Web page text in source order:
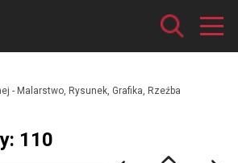
- Malarstwo, Rysunek, Grafika, Rzeźba
110